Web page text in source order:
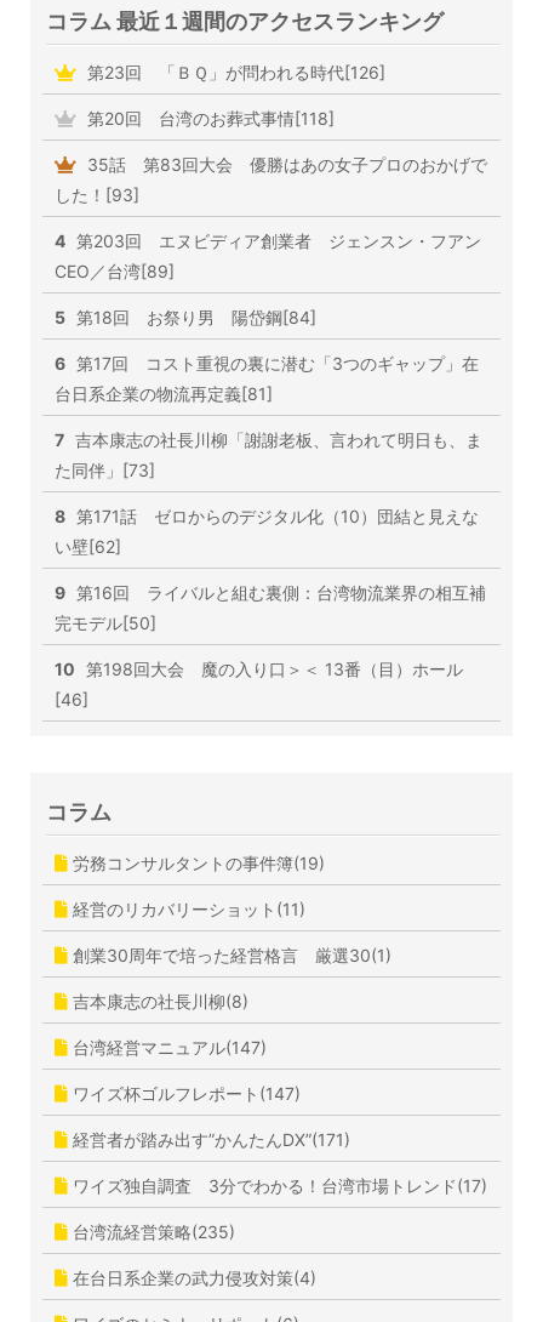
コラム 最近１週間のアクセスランキング
第23回 「ＢＱ」が問われる時代[126]
第20回 台湾のお葬式事情[118]
35話 第83回大会 優勝はあの女子プロのおかげで
した！[93]
4 第203回 エヌビディア創業者 ジェンスン・フアン
CEO／台湾[89]
5 第18回 お祭り男 陽岱鋼[84]
6 第17回 コスト重視の裏に潜む「3つのギャップ」在
台日系企業の物流再定義[81]
7 吉本康志の社長川柳「謝謝老板、言われて明日も、ま
た同伴」[73]
8 第171話 ゼロからのデジタル化（10）団結と見えな
い壁[62]
9 第16回 ライバルと組む裏側：台湾物流業界の相互補
完モデル[50]
10 第198回大会 魔の入り口＞＜ 13番（目）ホール
[46]
コラム
労務コンサルタントの事件簿(19)
経営のリカバリーショット(11)
創業30周年で培った経営格言 厳選30(1)
吉本康志の社長川柳(8)
台湾経営マニュアル(147)
ワイズ杯ゴルフレポート(147)
経営者が踏み出す”かんたんDX”(171)
ワイズ独自調査 3分でわかる！台湾市場トレンド(17)
台湾流経営策略(235)
在台日系企業の武力侵攻対策(4)